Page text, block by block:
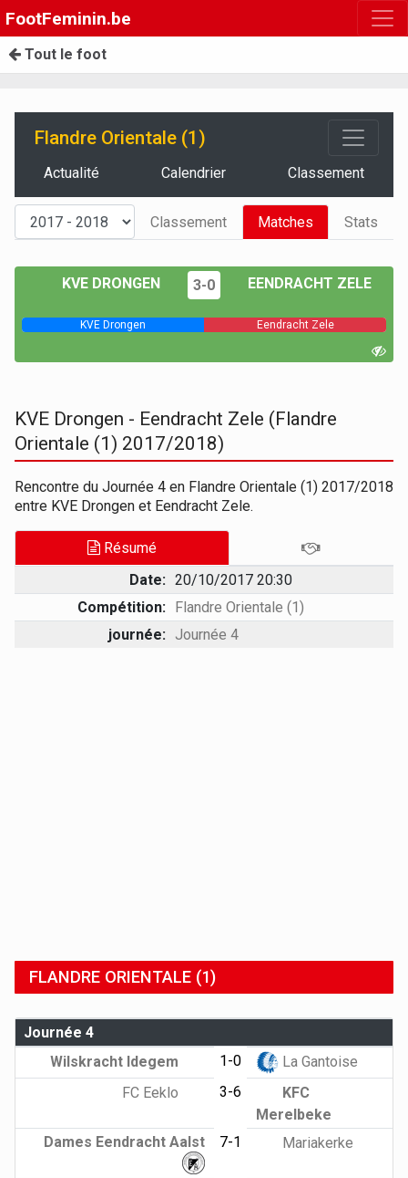
FootFeminin.be
Tout le foot
Flandre Orientale (1)
Actualité Calendrier Classement
Classement Matches Stats
KVE DRONGEN 3-0 EENDRACHT ZELE
KVE Drongen Eendracht Zele
KVE Drongen - Eendracht Zele (Flandre
Orientale (1) 2017/2018)
Rencontre du Journée 4 en Flandre Orientale (1) 2017/2018
entre KVE Drongen et Eendracht Zele.
Résumé
Date: 20/10/2017 20:30
Compétition: Flandre Orientale (1)
journée: Journée 4
FLANDRE ORIENTALE (1)
Journée 4
Wilskracht Idegem
1-0
La Gantoise
FC Eeklo
3-6
KFC
Merelbeke
Dames Eendracht Aalst
7-1 Mariakerke